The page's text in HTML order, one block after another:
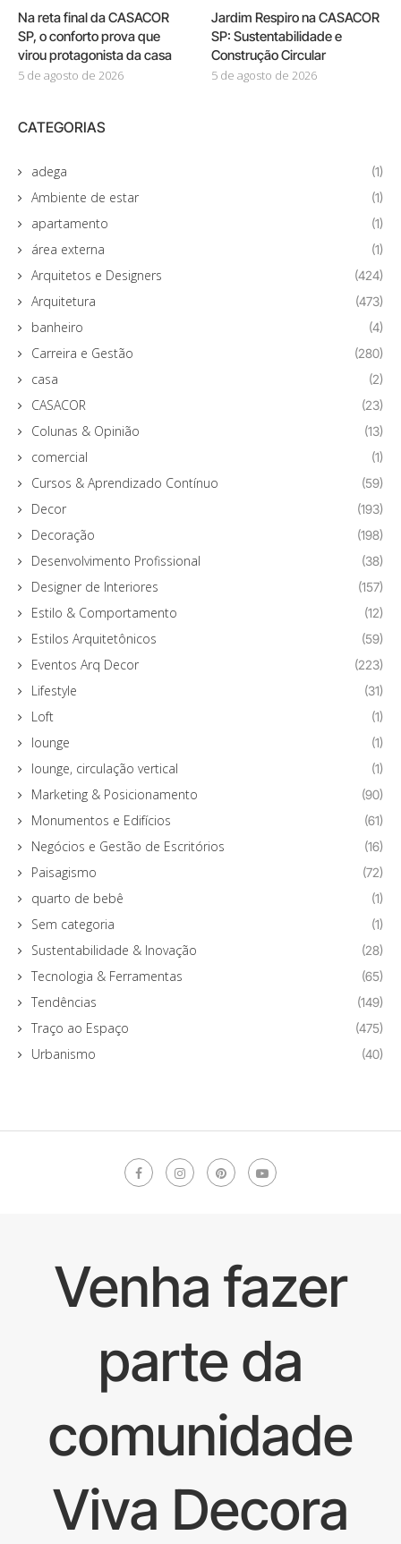
Na reta final da CASACOR
SP, o conforto prova que
virou protagonista da casa
5 de agosto de 2026
Jardim Respiro na CASACOR
SP: Sustentabilidade e
Construção Circular
5 de agosto de 2026
CATEGORIAS
adega (1)
Ambiente de estar (1)
apartamento (1)
área externa (1)
Arquitetos e Designers (424)
Arquitetura (473)
banheiro (4)
Carreira e Gestão (280)
casa (2)
CASACOR (23)
Colunas & Opinião (13)
comercial (1)
Cursos & Aprendizado Contínuo (59)
Decor (193)
Decoração (198)
Desenvolvimento Profissional (38)
Designer de Interiores (157)
Estilo & Comportamento (12)
Estilos Arquitetônicos (59)
Eventos Arq Decor (223)
Lifestyle (31)
Loft (1)
lounge (1)
lounge, circulação vertical (1)
Marketing & Posicionamento (90)
Monumentos e Edifícios (61)
Negócios e Gestão de Escritórios (16)
Paisagismo (72)
quarto de bebê (1)
Sem categoria (1)
Sustentabilidade & Inovação (28)
Tecnologia & Ferramentas (65)
Tendências (149)
Traço ao Espaço (475)
Urbanismo (40)
Venha fazer
parte da
comunidade
Viva Decora